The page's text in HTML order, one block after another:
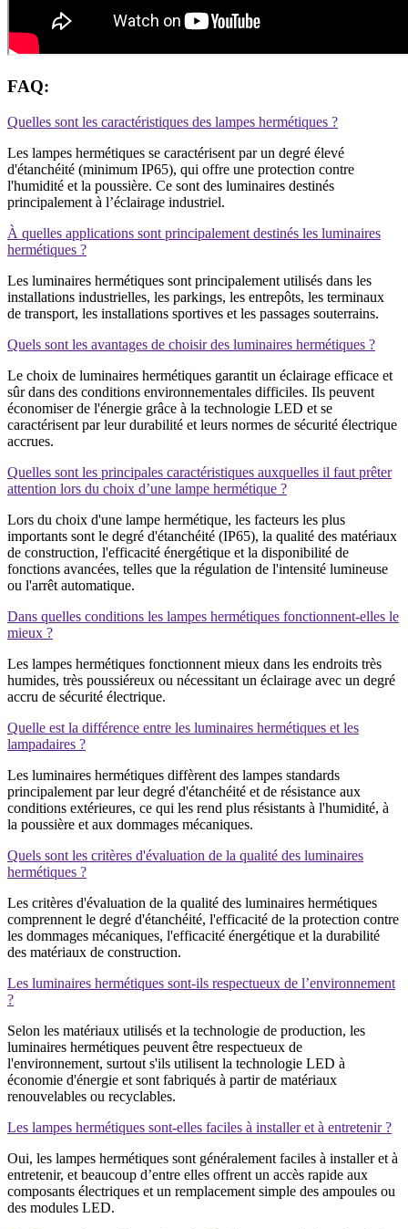
FAQ:
Quelles sont les caractéristiques des lampes hermétiques ?
Les lampes hermétiques se caractérisent par un degré élevé
d'étanchéité (minimum IP65), qui offre une protection contre
l'humidité et la poussière. Ce sont des luminaires destinés
principalement à l’éclairage industriel.
À quelles applications sont principalement destinés les luminaires
hermétiques ?
Les luminaires hermétiques sont principalement utilisés dans les
installations industrielles, les parkings, les entrepôts, les terminaux
de transport, les installations sportives et les passages souterrains.
Quels sont les avantages de choisir des luminaires hermétiques ?
Le choix de luminaires hermétiques garantit un éclairage efficace et
sûr dans des conditions environnementales difficiles. Ils peuvent
économiser de l'énergie grâce à la technologie LED et se
caractérisent par leur durabilité et leurs normes de sécurité électrique
accrues.
Quelles sont les principales caractéristiques auxquelles il faut prêter
attention lors du choix d’une lampe hermétique ?
Lors du choix d'une lampe hermétique, les facteurs les plus
importants sont le degré d'étanchéité (IP65), la qualité des matériaux
de construction, l'efficacité énergétique et la disponibilité de
fonctions avancées, telles que la régulation de l'intensité lumineuse
ou l'arrêt automatique.
Dans quelles conditions les lampes hermétiques fonctionnent-elles le
mieux ?
Les lampes hermétiques fonctionnent mieux dans les endroits très
humides, très poussiéreux ou nécessitant un éclairage avec un degré
accru de sécurité électrique.
Quelle est la différence entre les luminaires hermétiques et les
lampadaires ?
Les luminaires hermétiques diffèrent des lampes standards
principalement par leur degré d'étanchéité et de résistance aux
conditions extérieures, ce qui les rend plus résistants à l'humidité, à
la poussière et aux dommages mécaniques.
Quels sont les critères d'évaluation de la qualité des luminaires
hermétiques ?
Les critères d'évaluation de la qualité des luminaires hermétiques
comprennent le degré d'étanchéité, l'efficacité de la protection contre
les dommages mécaniques, l'efficacité énergétique et la durabilité
des matériaux de construction.
Les luminaires hermétiques sont-ils respectueux de l’environnement
?
Selon les matériaux utilisés et la technologie de production, les
luminaires hermétiques peuvent être respectueux de
l'environnement, surtout s'ils utilisent la technologie LED à
économie d'énergie et sont fabriqués à partir de matériaux
renouvelables ou recyclables.
Les lampes hermétiques sont-elles faciles à installer et à entretenir ?
Oui, les lampes hermétiques sont généralement faciles à installer et à
entretenir, et beaucoup d’entre elles offrent un accès rapide aux
composants électriques et un remplacement simple des ampoules ou
des modules LED.